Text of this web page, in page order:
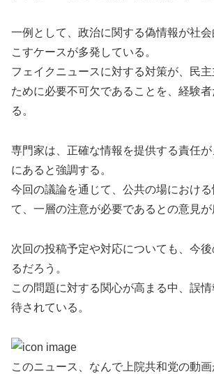
一例として、政治に関する偽情報が社
こすケースが多発している。
フェイクニュースに対する対策が、民
ために必要不可欠であることを、経験
る。
専門家は、正確な情報を提供する責任
にあると強調する。
今回の議論を通じて、公共の場におけ
て、一層の注意が必要であるとの意見が
次回の投稿予定や対応についても、今
るだろう。
この問題に対する関心が高まる中、誤
待されている。
このニュース、なんで上院共和党の動